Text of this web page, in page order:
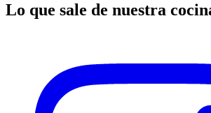
Lo que sale de nuestra